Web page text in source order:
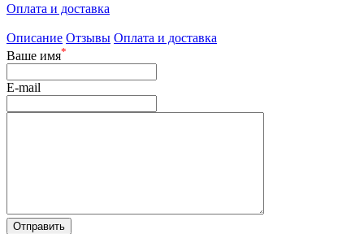
Оплата и доставка
Описание Отзывы Оплата и доставка
Ваше имя*
E-mail